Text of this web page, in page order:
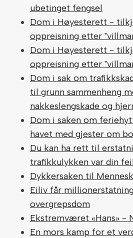
ubetinget fengsel
Dom i Høyesterett -
oppreisning etter
Dom i Høyesterett -
oppreisning etter
Dom i sak om
til grunn sammenheng
nakkeslengskade og
Dom i saken om
havet med gjester om
Du kan ha rett til
trafikkulykken var din
Dykkersaken til
Eiliv får
overgrepsdom
Ekstremværet «Hans» -
En mors kamp for et